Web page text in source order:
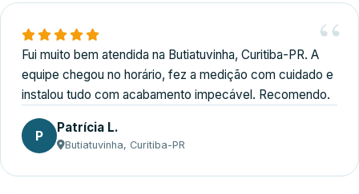
Fui muito bem atendida na Butiatuvinha, Curitiba-PR. A
equipe chegou no horário, fez a medição com cuidado e
instalou tudo com acabamento impecável. Recomendo.
P Patrícia L.
Butiatuvinha, Curitiba-PR